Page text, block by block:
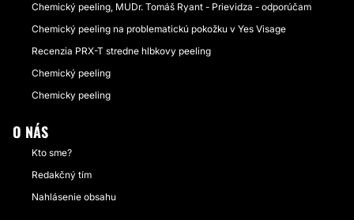
Chemický peeling, MUDr. Tomáš Ryant - Prievidza - odporúčam
Chemický peeling na problematickú pokožku v Yes Visage
Recenzia PRX-T stredne hlbkovy peeling
Chemický peeling
Chemicky peeling
O NÁS
Kto sme?
Redakčný tím
Nahlásenie obsahu